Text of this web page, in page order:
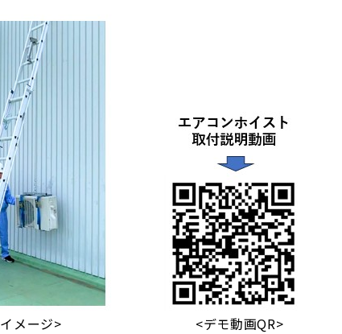
ージ> <デモ動画QR>